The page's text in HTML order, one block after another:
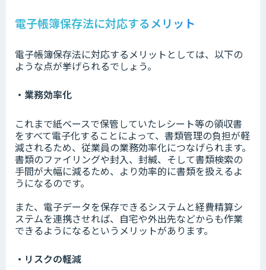
電子帳簿保存法に対応するメリット
電子帳簿保存法に対応するメリットとしては、以下の
ような点が挙げられるでしょう。
・業務効率化
これまで紙ベースで保管していたレシート等の領収書
をすべて電子化することによって、書類管理の負担が軽
減されるため、従業員の業務効率化につなげられます。
書類のファイリングや封入、封緘、そして書類検索の
手間が大幅に減るため、より効率的に書類を扱えるよ
うになるのです。
また、電子データを保存できるシステムと経費精算シ
ステムを連携させれば、自宅や外出先などからも作業
できるようになるというメリットがあります。
・リスクの軽減